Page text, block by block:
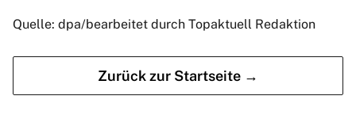
Quelle: dpa/bearbeitet durch Topaktuell Redaktion
Zurück zur Startseite →